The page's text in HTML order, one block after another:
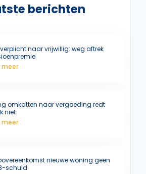
berichten
naar vrijwillig: weg aftrek
meer
omkatten naar vergoeding redt
niet
meer
nieuwe woning geen
schuld